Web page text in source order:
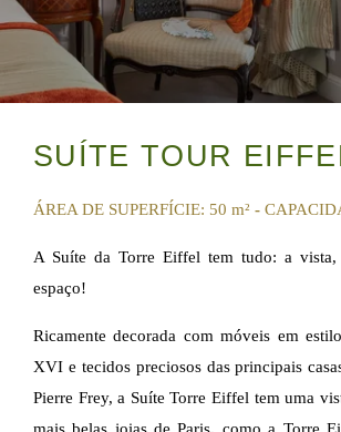
SUÍTE TOUR
ÁREA DE SUPERFÍCIE: 50 m² -
A Suíte da Torre Eiffel tem tudo: a vista,
espaço!
Ricamente decorada com móveis em
XVI e tecidos preciosos das principais
Pierre Frey, a Suíte Torre Eiffel tem uma